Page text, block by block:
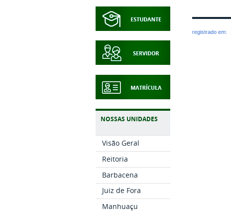
NOSSAS UNIDADES
Visão Geral
Reitoria
Barbacena
Juiz de Fora
Manhuaçu
registrado em: